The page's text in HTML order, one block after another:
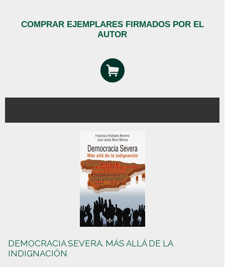
COMPRAR EJEMPLARES FIRMADOS POR EL
AUTOR
DEMOCRACIA SEVERA. MÁS ALLÁ DE LA
INDIGNACIÓN